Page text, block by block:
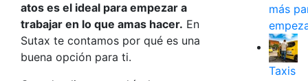
atos es el ideal para empezar a
trabajar en lo que amas hacer. En
Sutax te contamos por qué es una
buena opción para ti.
más
Taxis